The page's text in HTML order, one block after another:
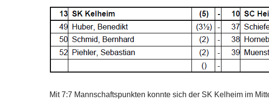
Mit 7:7 Mannschaftspunkten konnte sich der SK Kelheim im